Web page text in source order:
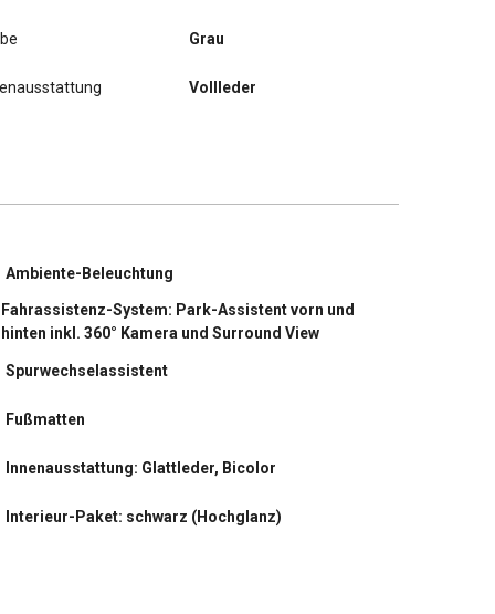
Grau
Vollleder
Ambiente-Beleuchtung
Fahrassistenz-System: Park-Assistent vorn und
hinten inkl. 360° Kamera und Surround View
Spurwechselassistent
Fußmatten
Innenausstattung: Glattleder, Bicolor
Interieur-Paket: schwarz (Hochglanz)